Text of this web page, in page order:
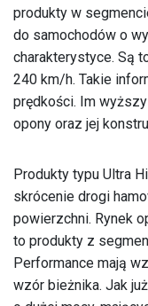
produkty w
do samochodów o
charakterystyce. Są
240 km/h. Takie
prędkości. Im
opony oraz jej
Produkty typu Ultra
skrócenie drogi
powierzchni. Rynek
to produkty z
Performance mają
wzór bieżnika. Jak